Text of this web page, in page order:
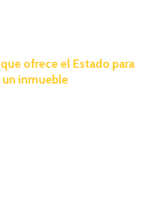
ofrece el Estado para
inmueble